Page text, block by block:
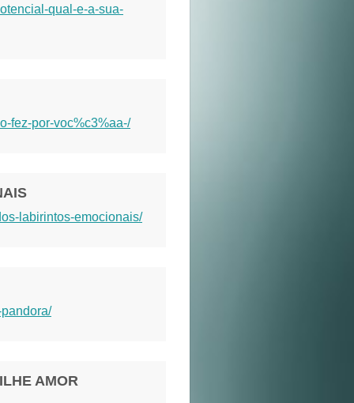
qual-e-a-sua-
fez-por-voc%c3%aa-/
labirintos-emocionais/
AMOR